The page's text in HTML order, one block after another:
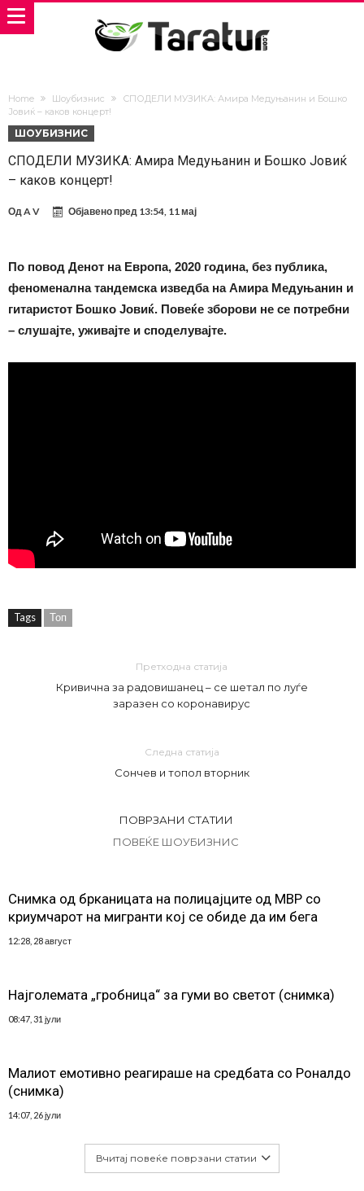
Home Шоубизнис
СПОДЕЛИ МУЗИКА: Амира Медуњанин и Бошко
Јовиќ – каков концерт!
ШОУБИЗНИС
СПОДЕЛИ МУЗИКА: Амира Медуњанин и Бошко Јовиќ
– каков концерт!
ОдA V Објавено пред 13:54, 11 мај
По повод Денот на Европа, 2020 година, без публика,
феноменална тандемска изведба на Амира Медуњанин и
гитаристот Бошко Јовиќ. Повеќе зборови не се потребни
– слушајте, уживајте и споделувајте.
Tags Топ
Претходна статија
Кривична за радовишанец – се шетал по луѓе
заразен со коронавирус
Следна статија
Сончев и топол вторник
ПОВРЗАНИ СТАТИИ
ПОВЕЌЕ ШОУБИЗНИС
Снимка од брканицата на полицајците од МВР со
криумчарот на мигранти кој се обиде да им бега
12:28, 28 август
Најголемата „гробница“ за гуми во светот (снимка)
08:47, 31 јули
Малиот емотивно реагираше на средбата со Роналдо
(снимка)
14:07, 26 јули
Вчитај повеќе поврзани статии